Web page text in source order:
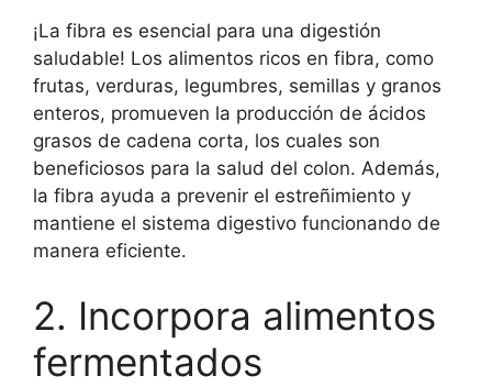
¡La fibra es esencial para una digestión
saludable! Los alimentos ricos en fibra, como
frutas, verduras, legumbres, semillas y granos
enteros, promueven la producción de ácidos
grasos de cadena corta, los cuales son
beneficiosos para la salud del colon. Además,
la fibra ayuda a prevenir el estreñimiento y
mantiene el sistema digestivo funcionando de
manera eficiente.
2. Incorpora alimentos
fermentados